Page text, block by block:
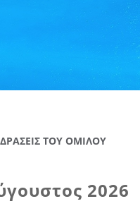
ΤΟΥ ΟΜΙΛΟΥ
2026